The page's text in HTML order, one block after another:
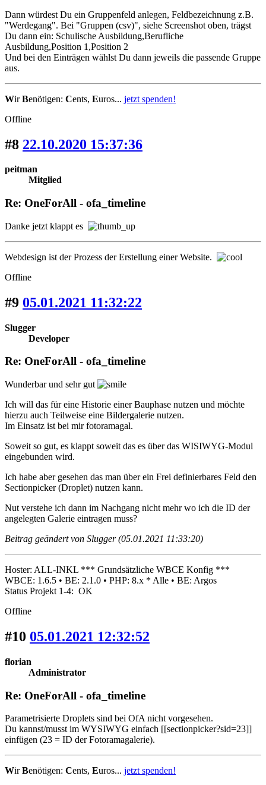
Dann würdest Du ein Gruppenfeld anlegen, Feldbezeichnung z.B.
"Werdegang". Bei "Gruppen (csv)", siehe Screenshot oben, trägst
Du dann ein: Schulische Ausbildung,Berufliche
Ausbildung,Position 1,Position 2
Und bei den Einträgen wählst Du dann jeweils die passende Gruppe
aus.
WirBenötigen: Cents, Euros... jetzt spenden!
Offline
#8 22.10.2020 15:37:36
peitman
Mitglied
Re: OneForAll - ofa_timeline
Danke jetzt klappt es
Webdesign ist der Prozess der Erstellung einer Website.
Offline
#9 05.01.2021 11:32:22
Slugger
Developer
Re: OneForAll - ofa_timeline
Wunderbar und sehr gut
Ich will das für eine Historie einer Bauphase nutzen und möchte
hierzu auch Teilweise eine Bildergalerie nutzen.
Im Einsatz ist bei mir fotoramagal.
Soweit so gut, es klappt soweit das es über das WISIWYG-Modul
eingebunden wird.
Ich habe aber gesehen das man über ein Frei definierbares Feld den
Sectionpicker (Droplet) nutzen kann.
Nut verstehe ich dann im Nachgang nicht mehr wo ich die ID der
angelegten Galerie eintragen muss?
Beitrag geändert von Slugger (05.01.2021 11:33:20)
Hoster: ALL-INKL *** Grundsätzliche WBCE Konfig ***
WBCE: 1.6.5 • BE: 2.1.0 • PHP: 8.x * Alle • BE: Argos
Status Projekt 1-4: OK
Offline
#10 05.01.2021 12:32:52
florian
Administrator
Re: OneForAll - ofa_timeline
Parametrisierte Droplets sind bei OfA nicht vorgesehen.
Du kannst/musst im WYSIWYG einfach [[sectionpicker?sid=23]]
einfügen (23 = ID der Fotoramagalerie).
WirBenötigen: Cents, Euros... jetzt spenden!